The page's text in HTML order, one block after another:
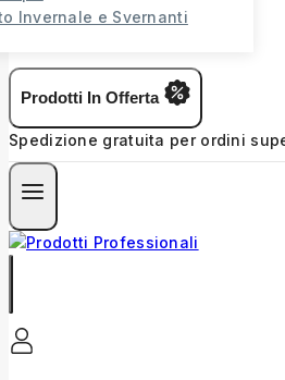
Invernale e Svernanti
Prodotti In Offerta
Spedizione gratuita per ordini